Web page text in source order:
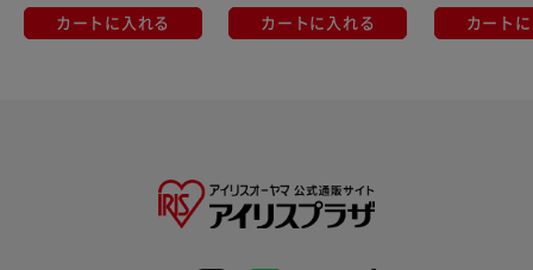
カートに入れる カートに入れる カート